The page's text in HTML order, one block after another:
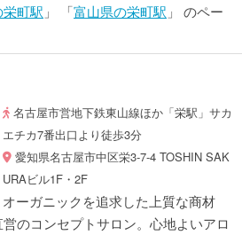
町駅 」 「富山県の栄町駅 」 のペー
名古屋市営地下鉄東山線ほか「栄駅」サカ
エチカ7番出口より徒歩3分
愛知県名古屋市中区栄3-7-4 TOSHIN SAK
URAビル1F・2F
オーガニックを追求した上質な商材
のコンセプトサロン。心地よいアロ